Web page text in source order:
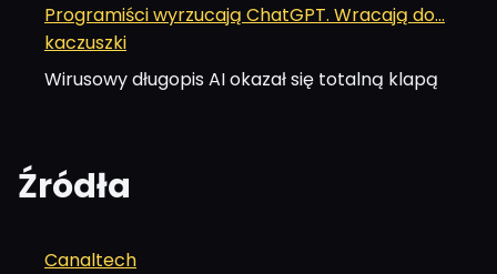
Programiści wyrzucają ChatGPT. Wracają do...
kaczuszki
Wirusowy długopis AI okazał się totalną klapą
Źródła
Canaltech